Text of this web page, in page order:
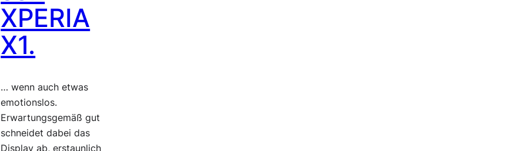
XPERIA
X1.
… wenn auch etwas
emotionslos.
Erwartungsgemäß gut
schneidet dabei das
Display ab, erstaunlich